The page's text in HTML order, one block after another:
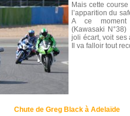
Mais cette
l’apparition du
A ce moment
(Kawasaki
joli écart, voit ses
Il va falloir tout
Chute de Greg Black à Adelaïde